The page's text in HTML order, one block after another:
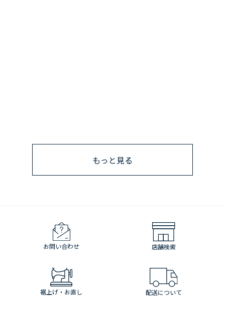
もっと見る
お問い合わせ 店舗検索
裾上げ・お直し 配送について